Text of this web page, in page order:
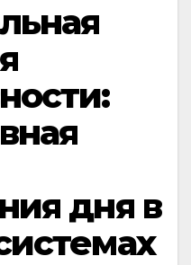
дня в